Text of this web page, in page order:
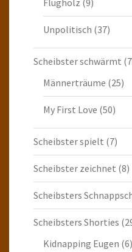
Unpolitisch (37)
Scheibster schwärmt
Männerträume (25)
My First Love (50)
Scheibster spielt (7)
Scheibster zeichnet (8)
Scheibsters
Scheibsters Shorties
Kidnapping Eugen (6)